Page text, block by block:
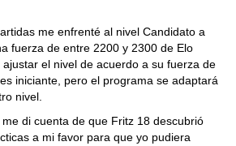
me enfrenté al nivel Candidato a
fuerza de entre 2200 y 2300 de Elo
el nivel de acuerdo a su fuerza de
iniciante, pero el programa se adaptará
nivel.
di cuenta de que Fritz 18 descubrió
a mi favor para que yo pudiera